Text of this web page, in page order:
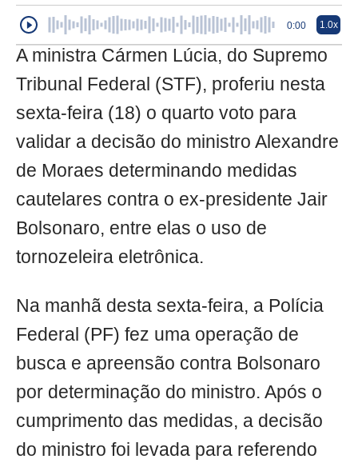
0:00 1.0x
A ministra Cármen Lúcia, do Supremo
Tribunal Federal (STF), proferiu nesta
sexta-feira (18) o quarto voto para
validar a decisão do ministro Alexandre
de Moraes determinando medidas
cautelares contra o ex-presidente Jair
Bolsonaro, entre elas o uso de
tornozeleira eletrônica.
Na manhã desta sexta-feira, a Polícia
Federal (PF) fez uma operação de
busca e apreensão contra Bolsonaro
por determinação do ministro. Após o
cumprimento das medidas, a decisão
do ministro foi levada para referendo